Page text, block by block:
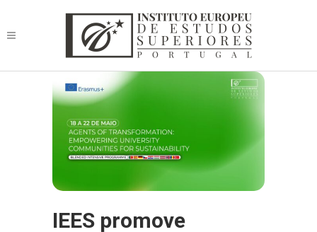
IEES promove